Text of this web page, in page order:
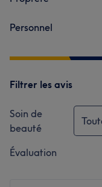
Personnel
Filtrer les avis
Soin de
beauté
Évaluation